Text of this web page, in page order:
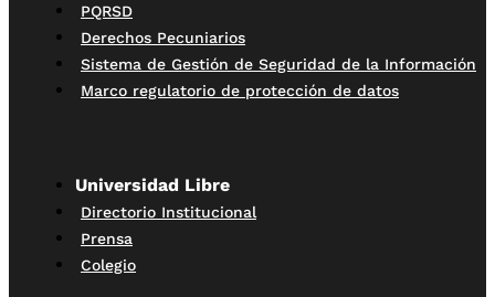
PQRSD
Derechos Pecuniarios
Sistema de Gestión de Seguridad de la Información
Marco regulatorio de protección de datos
Universidad Libre
Directorio Institucional
Prensa
Colegio